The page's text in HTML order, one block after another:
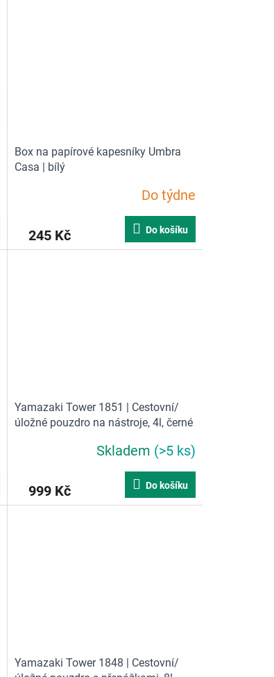
Box na papírové kapesníky Umbra
Casa | bílý
4,9
Do týdne
245 Kč Do košíku
Yamazaki Tower 1851 | Cestovní/
úložné pouzdro na nástroje, 4l, černé
Skladem (>5 ks)
999 Kč Do košíku
Yamazaki Tower 1848 | Cestovní/